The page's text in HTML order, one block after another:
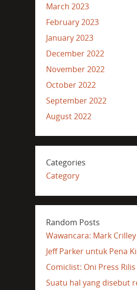
March 2023
February 2023
January 2023
December 2022
November 2022
October 2022
September 2022
August 2022
Categories
Category
Random Posts
Wawancara: Mark
Jeff Parker untuk Pena
Comiclist: Oni Press
Suatu hal yang disebut